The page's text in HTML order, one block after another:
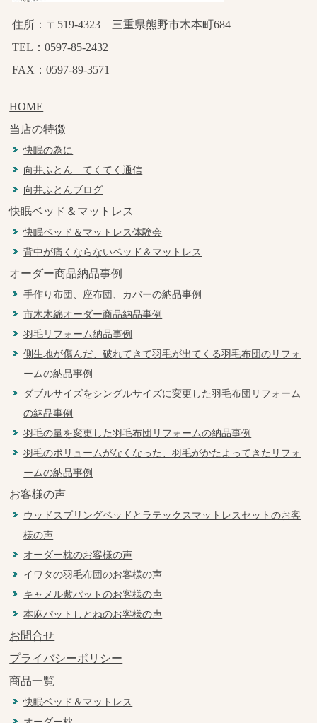
住所：〒519-4323 三重県熊野市木本町684
TEL：0597-85-2432
FAX：0597-89-3571
HOME
当店の特徴
快眠の為に
向井ふとん てくてく通信
向井ふとんブログ
快眠ベッド＆マットレス
快眠ベッド＆マットレス体験会
背中が痛くならないベッド＆マットレス
オーダー商品納品事例
手作り布団、座布団、カバーの納品事例
市木木綿オーダー商品納品事例
羽毛リフォーム納品事例
側生地が傷んだ、破れてきて羽毛が出てくる羽毛布団のリフォ
ームの納品事例
ダブルサイズをシングルサイズに変更した羽毛布団リフォーム
の納品事例
羽毛の量を変更した羽毛布団リフォームの納品事例
羽毛のボリュームがなくなった、羽毛がかたよってきたリフォ
ームの納品事例
お客様の声
ウッドスプリングベッドとラテックスマットレスセットのお客
様の声
オーダー枕のお客様の声
イワタの羽毛布団のお客様の声
キャメル敷パットのお客様の声
本麻パットしとねのお客様の声
お問合せ
プライバシーポリシー
商品一覧
快眠ベッド＆マットレス